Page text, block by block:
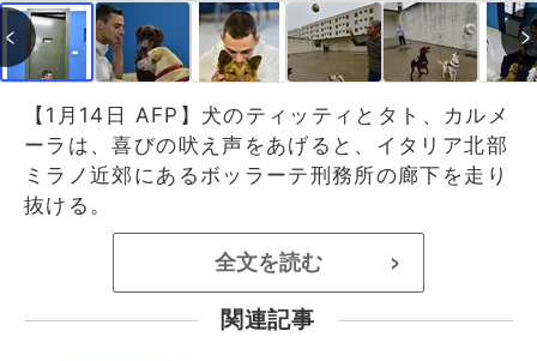
【1月14日 AFP】犬のティッティとタト、カルメ
ーラは、喜びの吠え声をあげると、イタリア北部
ミラノ近郊にあるボッラーテ刑務所の廊下を走り
抜ける。
全文を読む >
関連記事